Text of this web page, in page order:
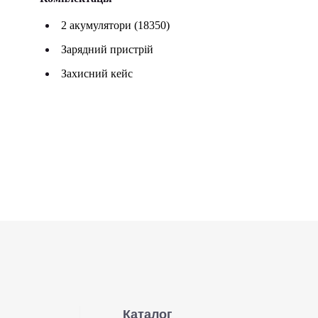
2 акумулятори (18350)
Зарядний пристрій
Захисний кейс
Каталог